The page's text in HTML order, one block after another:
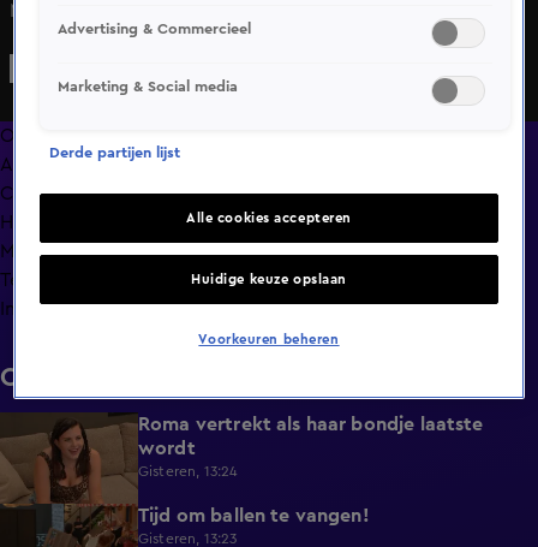
Melanie dwars...
Overzicht
Afleveringen
Clips
Hoe is het nu met?
Macdate met Nick Eshuis
Terugblik
Info
Clips
Roma vertrekt als haar bondje laatste
wordt
Gisteren, 13:24
Tijd om ballen te vangen!
Gisteren, 13:23
Advertising & Commercieel
Marketing & Social media
Derde partijen lijst
Alle cookies accepteren
Huidige keuze opslaan
Voorkeuren beheren